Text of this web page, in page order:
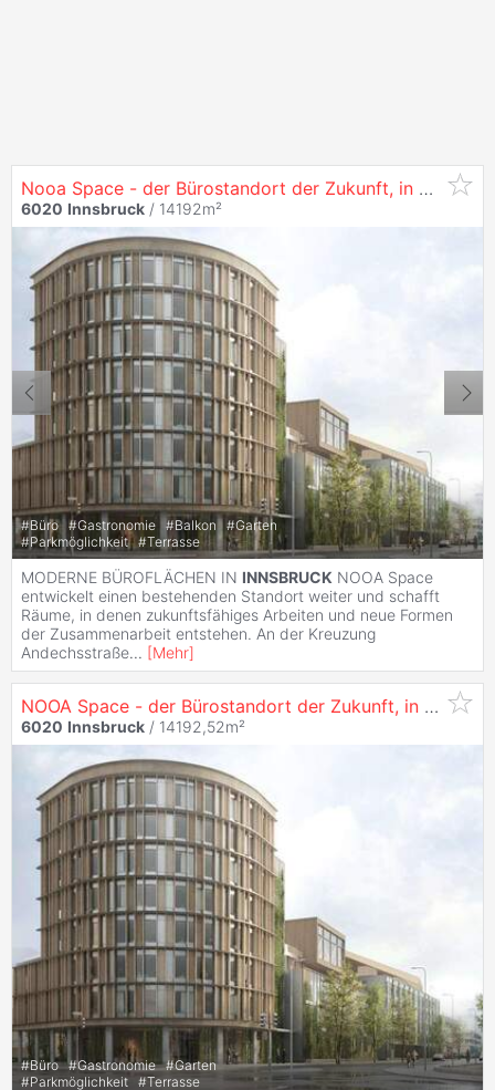
Nooa Space - der Bürostandort der Zukunft, in
6020
6020 Innsbruck / 14192m²
#Büro #Gastronomie #Balkon #Garten
#Parkmöglichkeit #Terrasse
MODERNE BÜROFLÄCHEN IN INNSBRUCK NOOA Space
entwickelt einen bestehenden Standort weiter und schafft
Räume, in denen zukunftsfähiges Arbeiten und neue Formen
der Zusammenarbeit entstehen. An der Kreuzung
Andechsstraße... [Mehr]
NOOA Space - der Bürostandort der Zukunft, in
6020
6020 Innsbruck / 14192,52m²
#Büro #Gastronomie #Garten
#Parkmöglichkeit #Terrasse